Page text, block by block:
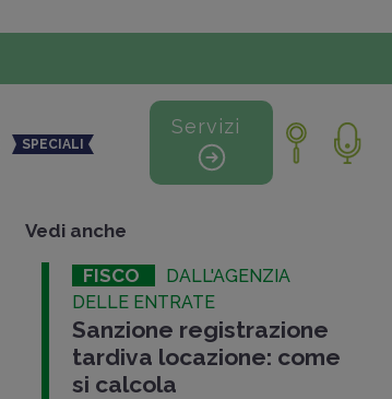
SPECIALI
Servizi
Vedi anche
FISCO
DALL'AGENZIA
DELLE ENTRATE
Sanzione registrazione
tardiva locazione: come
si calcola